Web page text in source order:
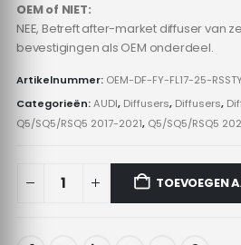
OEM of NIET:
NEE, Betreft after-market diffuser van
bevestigingen als OEM onderdeel.
Artikelnummer: OEM-DF-FY-FL17-25-
Categorieën:AUDI, Diffusers, Diffusers,
Q5/SQ5/RSQ5 2017-2021, Q5/SQ5/RSQ5
TOEVOEGEN